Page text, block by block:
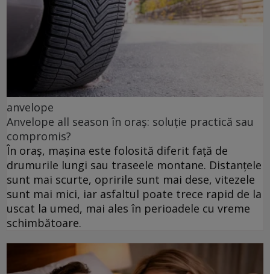
anvelope
Anvelope all season în oraș: soluție practică sau
compromis?
În oraș, mașina este folosită diferit față de
drumurile lungi sau traseele montane. Distanțele
sunt mai scurte, opririle sunt mai dese, vitezele
sunt mai mici, iar asfaltul poate trece rapid de la
uscat la umed, mai ales în perioadele cu vreme
schimbătoare.